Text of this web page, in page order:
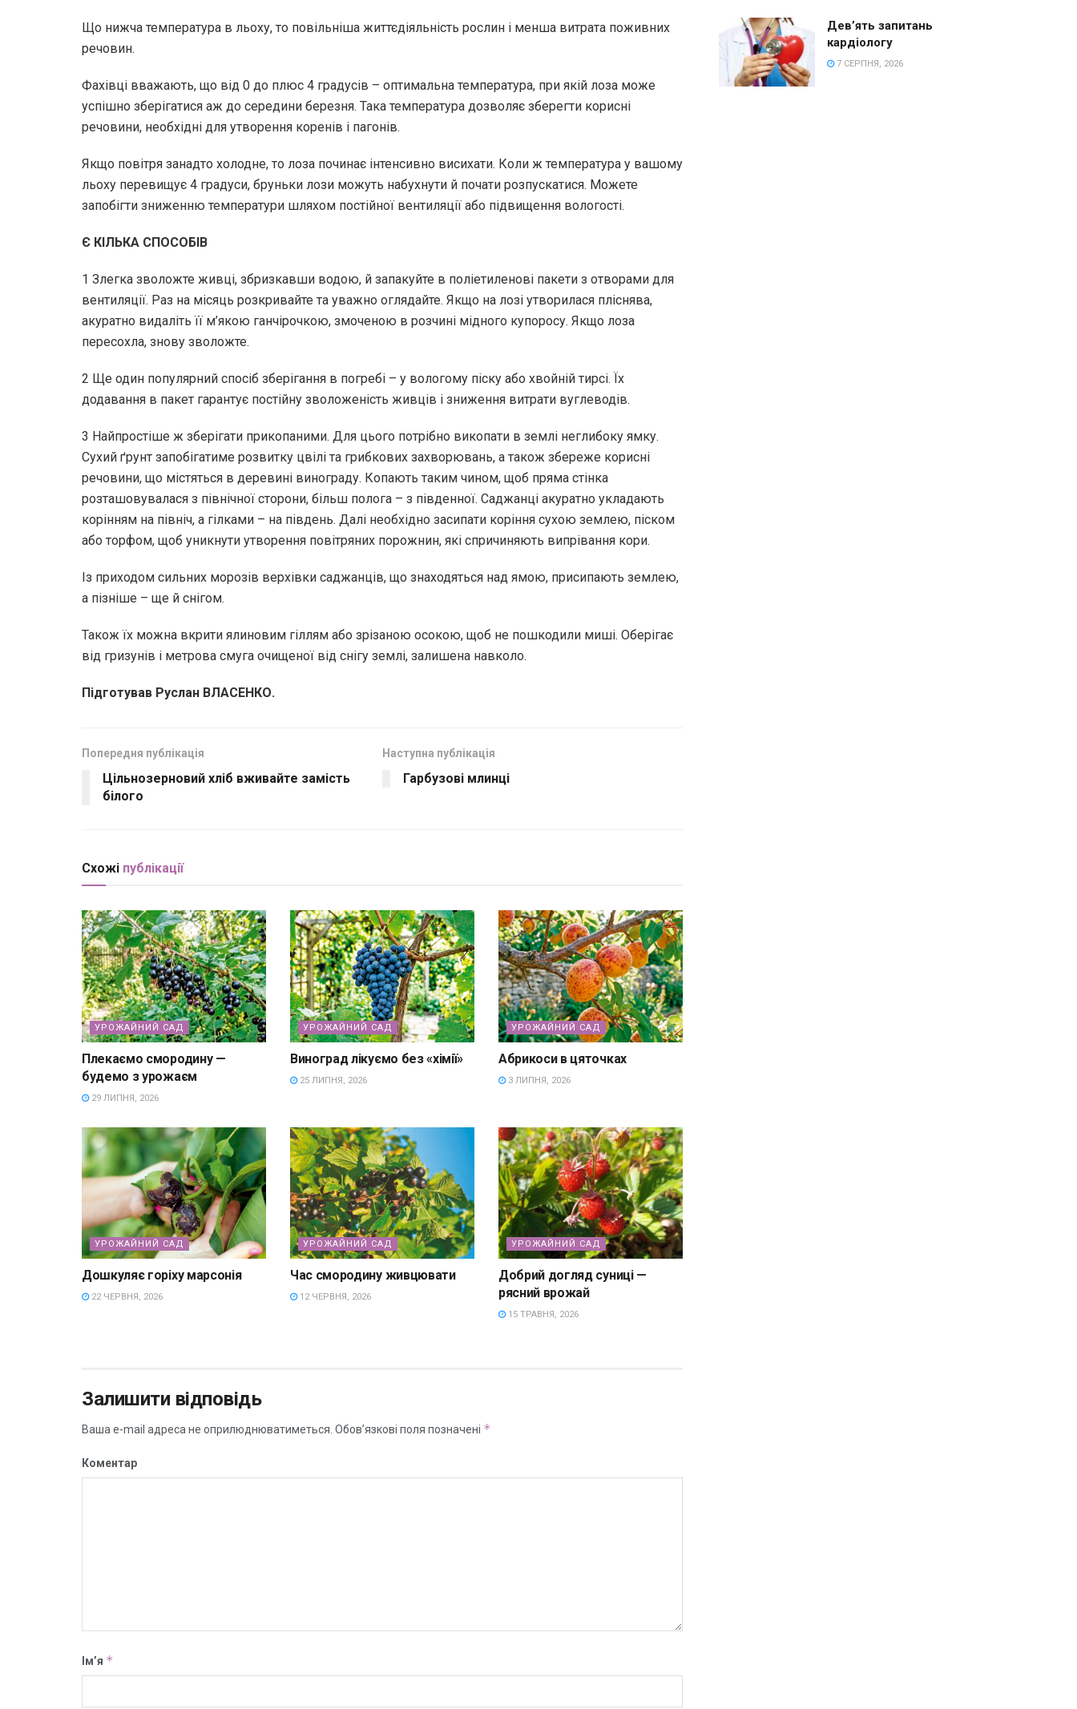
Що нижча температура в льоху, то повільніша життєдіяльність рослин і менша витрата поживних
речовин.
Фахівці вважають, що від 0 до плюс 4 градусів – оптимальна температура, при якій лоза може
успішно зберігатися аж до середини березня. Така температура дозволяє зберегти корисні
речовини, необхідні для утворення коренів і пагонів.
Якщо повітря занадто холодне, то лоза починає інтенсивно висихати. Коли ж температура у вашому
льоху перевищує 4 градуси, бруньки лози можуть набухнути й почати розпускатися. Можете
запобігти зниженню температури шляхом постійної вентиляції або підвищення вологості.
Є КІЛЬКА СПОСОБІВ
1 Злегка зволожте живці, збризкавши водою, й запакуйте в поліетиленові пакети з отворами для
вентиляції. Раз на місяць розкривайте та уважно оглядайте. Якщо на лозі утворилася пліснява,
акуратно видаліть її м’якою ганчірочкою, змоченою в розчині мідного купоросу. Якщо лоза
пересохла, знову зволожте.
2 Ще один популярний спосіб зберігання в погребі – у вологому піску або хвойній тирсі. Їх
додавання в пакет гарантує постійну зволоженість живців і зниження витрати вуглеводів.
3 Найпростіше ж зберігати прикопаними. Для цього потрібно викопати в землі неглибоку ямку.
Сухий ґрунт запобігатиме розвитку цвілі та грибкових захворювань, а також збереже корисні
речовини, що містяться в деревині винограду. Копають таким чином, щоб пряма стінка
розташовувалася з північної сторони, більш полога – з південної. Саджанці акуратно укладають
корінням на північ, а гілками – на південь. Далі необхідно засипати коріння сухою землею, піском
або торфом, щоб уникнути утворення повітряних порожнин, які спричиняють випрівання кори.
Із приходом сильних морозів верхівки саджанців, що знаходяться над ямою, присипають землею,
а пізніше – ще й снігом.
Також їх можна вкрити ялиновим гіллям або зрізаною осокою, щоб не пошкодили миші. Оберігає
від гризунів і метрова смуга очищеної від снігу землі, залишена навколо.
Підготував Руслан ВЛАСЕНКО.
Попередня публікація
Цільнозерновий хліб вживайте замість
білого
Наступна публікація
Гарбузові млинці
Схожі публікації
УРОЖАЙНИЙ САД
Плекаємо смородину —
будемо з урожаєм
29 ЛИПНЯ, 2026
УРОЖАЙНИЙ САД
Виноград лікуємо без «хімії»
25 ЛИПНЯ, 2026
УРОЖАЙНИЙ САД
Абрикоси в цяточках
3 ЛИПНЯ, 2026
УРОЖАЙНИЙ САД
Дошкуляє горіху марсонія
22 ЧЕРВНЯ, 2026
УРОЖАЙНИЙ САД
Час смородину живцювати
12 ЧЕРВНЯ, 2026
УРОЖАЙНИЙ САД
Добрий догляд суниці —
рясний врожай
15 ТРАВНЯ, 2026
Залишити відповідь
Ваша e-mail адреса не оприлюднюватиметься. Обов’язкові поля позначені *
Коментар
Ім’я *
Дев’ять запитань
кардіологу
7 СЕРПНЯ, 2026